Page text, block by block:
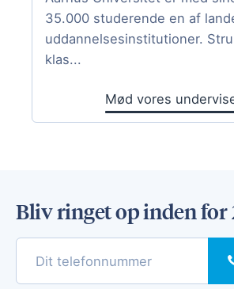
35.000 studerende en af
uddannelsesinstitutioner.
klas...
Mød vores
Bliv ringet op inden for